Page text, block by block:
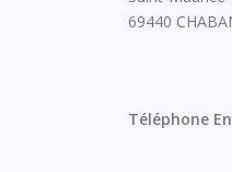
69440
Téléphone